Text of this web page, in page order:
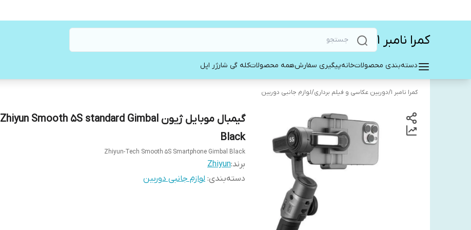
کمرا نامبر ۱
دسته‌بندی محصولاتخانهپیگیری سفارشهمه محصولاتکله گی شارژر اپل
کمرا نامبر ۱ /دوربین عکاسی و فیلم برداری/لوازم جانبی دوربین
گیمبال موبایل ژیون Zhiyun Smooth 5S standard Gimbal
Black
Zhiyun-Tech Smooth 5S Smartphone Gimbal Black
برند:Zhiyun
دسته‌بندی: لوازم جانبی دوربین